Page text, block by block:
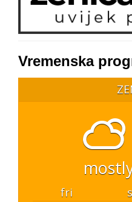
Vremenska
fri